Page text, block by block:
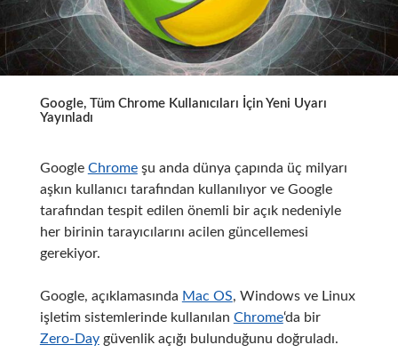
Google, Tüm Chrome Kullanıcıları İçin Yeni Uyarı
Yayınladı
Google Chromeşu anda dünya çapında üç milyarı
aşkın kullanıcı tarafından kullanılıyor ve Google
tarafından tespit edilen önemli bir açık nedeniyle
her birinin tarayıcılarını acilen güncellemesi
gerekiyor.
Google, açıklamasında Mac OS, Windows ve Linux
işletim sistemlerinde kullanılan Chrome‘da bir
Zero-Daygüvenlik açığı bulunduğunu doğruladı.